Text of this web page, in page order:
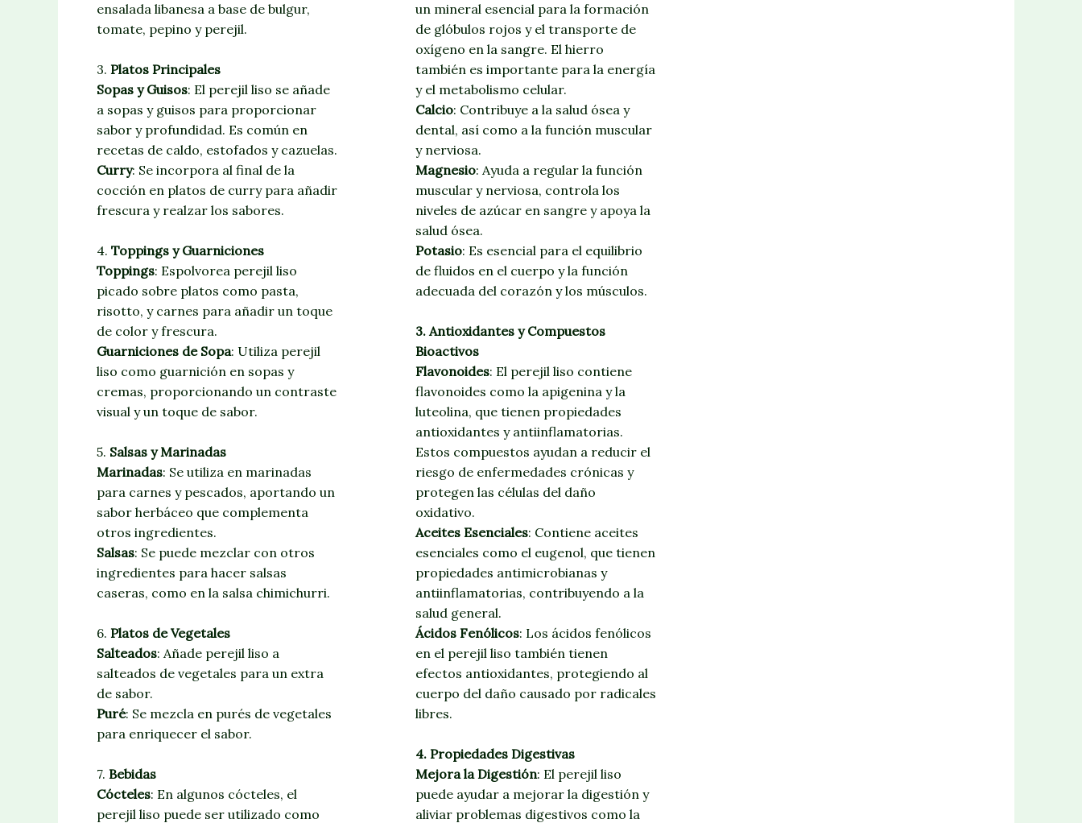
ensalada libanesa a base de bulgur,
tomate, pepino y perejil.
3. Platos Principales
Sopas y Guisos: El perejil liso se añade
a sopas y guisos para proporcionar
sabor y profundidad. Es común en
recetas de caldo, estofados y cazuelas.
Curry: Se incorpora al final de la
cocción en platos de curry para añadir
frescura y realzar los sabores.
4. Toppings y Guarniciones
Toppings: Espolvorea perejil liso
picado sobre platos como pasta,
risotto, y carnes para añadir un toque
de color y frescura.
Guarniciones de Sopa: Utiliza perejil
liso como guarnición en sopas y
cremas, proporcionando un contraste
visual y un toque de sabor.
5. Salsas y Marinadas
Marinadas: Se utiliza en marinadas
para carnes y pescados, aportando un
sabor herbáceo que complementa
otros ingredientes.
Salsas: Se puede mezclar con otros
ingredientes para hacer salsas
caseras, como en la salsa chimichurri.
6. Platos de Vegetales
Salteados: Añade perejil liso a
salteados de vegetales para un extra
de sabor.
Puré: Se mezcla en purés de vegetales
para enriquecer el sabor.
7. Bebidas
Cócteles: En algunos cócteles, el
perejil liso puede ser utilizado como
un mineral esencial para la formación
de glóbulos rojos y el transporte de
oxígeno en la sangre. El hierro
también es importante para la energía
y el metabolismo celular.
Calcio: Contribuye a la salud ósea y
dental, así como a la función muscular
y nerviosa.
Magnesio: Ayuda a regular la función
muscular y nerviosa, controla los
niveles de azúcar en sangre y apoya la
salud ósea.
Potasio: Es esencial para el equilibrio
de fluidos en el cuerpo y la función
adecuada del corazón y los músculos.
3. Antioxidantes y Compuestos
Bioactivos
Flavonoides: El perejil liso contiene
flavonoides como la apigenina y la
luteolina, que tienen propiedades
antioxidantes y antiinflamatorias.
Estos compuestos ayudan a reducir el
riesgo de enfermedades crónicas y
protegen las células del daño
oxidativo.
Aceites Esenciales: Contiene aceites
esenciales como el eugenol, que tienen
propiedades antimicrobianas y
antiinflamatorias, contribuyendo a la
salud general.
Ácidos Fenólicos: Los ácidos fenólicos
en el perejil liso también tienen
efectos antioxidantes, protegiendo al
cuerpo del daño causado por radicales
libres.
4. Propiedades Digestivas
Mejora la Digestión: El perejil liso
puede ayudar a mejorar la digestión y
aliviar problemas digestivos como la